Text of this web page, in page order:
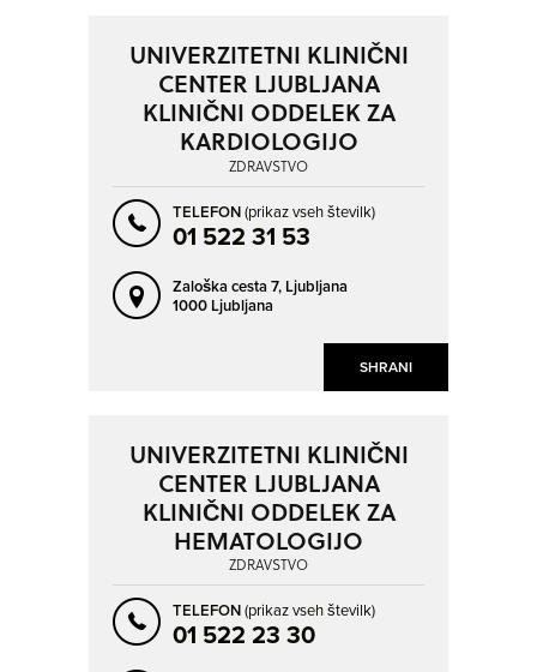
SHRANI
UNIVERZITETNI KLINIČNI
CENTER LJUBLJANA
KLINIČNI ODDELEK ZA
KARDIOLOGIJO
ZDRAVSTVO
TELEFON(prikaz vseh številk)
01 522 31 53
Zaloška cesta 7, Ljubljana
1000 Ljubljana
UNIVERZITETNI KLINIČNI
CENTER LJUBLJANA
KLINIČNI ODDELEK ZA
HEMATOLOGIJO
ZDRAVSTVO
TELEFON(prikaz vseh številk)
01 522 23 30